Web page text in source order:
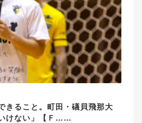
きること。町田・礒貝飛那大
いけない」【Ｆ……